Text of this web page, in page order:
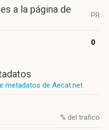
a la página de
PR
0
metadatos de Aecat.net
% del trafico